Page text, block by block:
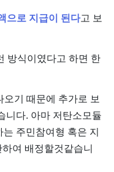
으로 지급이 된다고 보
방식이였다고 하면 한
기 때문에 추가로 보
니다. 아마 저탄소모듈
주민참여형 혹은 지
여 배정할것같습니